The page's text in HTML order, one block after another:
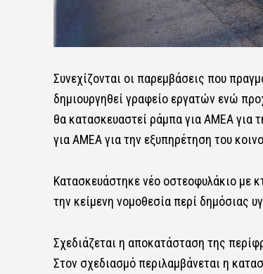
Συνεχίζονται οι παρεμβάσεις που
δημιουργηθεί γραφείο εργατών ενώ
θα κατασκευαστεί ράμπα για ΑΜΕΑ για
για ΑΜΕΑ για την εξυπηρέτηση του
Κατασκευάστηκε νέο οστεοφυλάκιο με
την κείμενη νομοθεσία περί δημόσιας
Σχεδιάζεται η αποκατάσταση της
Στον σχεδιασμό περιλαμβάνεται η